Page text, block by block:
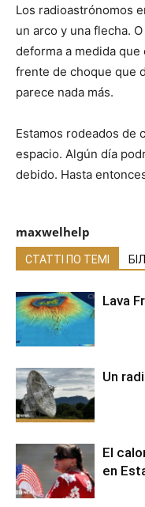
Los radioastrónomos
un arco y una flecha.
deforma a medida
frente de choque que
parece nada más.
Estamos rodeados de
espacio. Algún día
debido. Hasta
maxwelhelp
СТАТТІ ПО ТЕМІ
Lava
Un
El
en